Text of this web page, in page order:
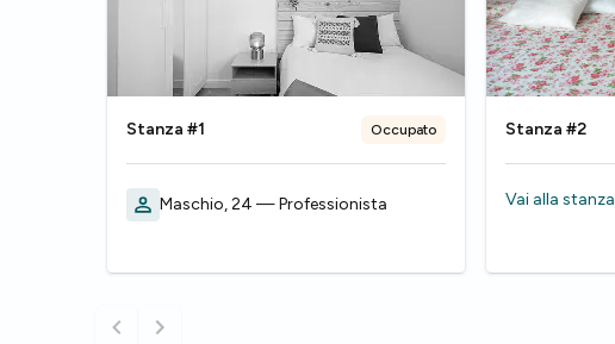
Stanza #1 Occupato
Maschio, 24 — Professionista
Stanza #2
Vai alla stanza